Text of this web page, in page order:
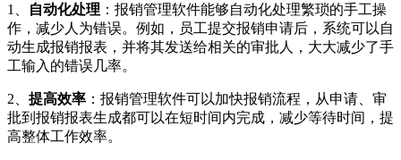
1、 自动化处理 ：报销管理软件能够自动化处理繁琐的手工操
作，减少人为错误。例如，员工提交报销申请后，系统可以自
动生成报销报表，并将其发送给相关的审批人，大大减少了手
工输入的错误几率。
2、 提高效率 ：报销管理软件可以加快报销流程，从申请、审
批到报销报表生成都可以在短时间内完成，减少等待时间，提
高整体工作效率。